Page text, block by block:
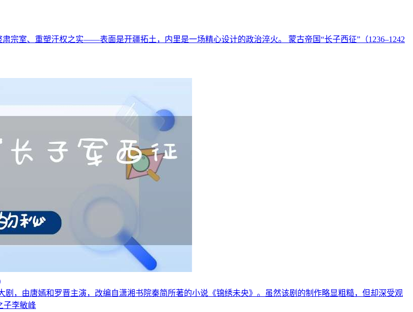
宗室、重塑汗权之实——表面是开疆拓土，内里是一场精心设计的政治淬火。 蒙古帝国“长子西征”（1236–1242
，由唐嫣和罗晋主演，改编自潇湘书院秦简所著的小说《锦绣未央》。虽然该剧的制作略显粗糙，但却深受观
子李敏峰